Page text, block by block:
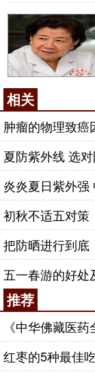
相关
肿瘤的物理致癌
夏防紫外线 选
炎炎夏日紫外强
初秋不适五对策
把防晒进行到底
五一春游的好处
推荐
《中华佛藏医
红枣的5种最佳